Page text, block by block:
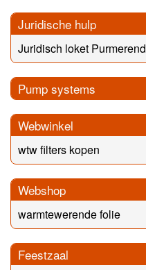
Juridische hulp
Juridisch loket Purmerend
Pump systems
Webwinkel
wtw filters kopen
Webshop
warmtewerende folie
Feestzaal